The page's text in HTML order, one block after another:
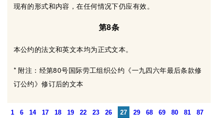
现有的形式和内容，在任何情况下仍应有效。
第8条
本公约的法文和英文本均为正式文本。
* 附注：经第80号国际劳工组织公约《一九四六年最后条款修
订公约》修订后的文本
1 6 14 17 18 19 22 23 26 27 29 68 69 80 81
87